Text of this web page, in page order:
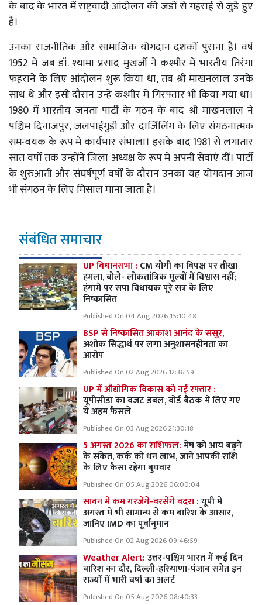
के बाद के भारत में राष्ट्रवादी आंदोलन की जड़ों से गहराई से जुड़े हुए
हैं।
उनका राजनीतिक और सामाजिक योगदान दशकों पुराना है। वर्ष
1952 में जब डॉ. श्यामा प्रसाद मुखर्जी ने कश्मीर में भारतीय तिरंगा
फहराने के लिए आंदोलन शुरू किया था, तब श्री माखनलाल उनके
साथ थे और इसी दौरान उन्हें कश्मीर में गिरफ्तार भी किया गया था।
1980 में भारतीय जनता पार्टी के गठन के बाद श्री माखनलाल ने
पश्चिम दिनाजपुर, जलपाईगुड़ी और दार्जिलिंग के लिए संगठनात्मक
समन्वयक के रूप में कार्यभार संभाला। इसके बाद 1981 से लगातार
सात वर्षों तक उन्होंने जिला अध्यक्ष के रूप में अपनी सेवाएं दीं। पार्टी
के शुरुआती और संघर्षपूर्ण वर्षों के दौरान उनका यह योगदान आज
भी संगठन के लिए मिसाल माना जाता है।
संबंधित समाचार
UP विधानसभा : CM योगी का विपक्ष पर तीखा
हमला, बोले- लोकतांत्रिक मूल्यों में विश्वास नहीं;
हंगामे पर सपा विधायक पूरे सत्र के लिए
निष्कासित
Published On 04 Aug 2026 15:10:48
BSP से निष्कासित आकाश आनंद के ससुर,
अशोक सिद्धार्थ पर लगा अनुशासनहीनता का
आरोप
Published On 02 Aug 2026 12:36:59
UP में औद्योगिक विकास को नई रफ्तार :
यूपीसीडा का बजट डबल, बोर्ड बैठक में लिए गए
ये अहम फैसले
Published On 03 Aug 2026 21:30:18
5 अगस्त 2026 का राशिफल:मेष को आय बढ़ने
के संकेत, कर्क को धन लाभ, जानें आपकी राशि
के लिए कैसा रहेगा बुधवार
Published On 05 Aug 2026 06:00:04
सावन में कम गरजेंगे-बरसेंगे बदरा :यूपी में
अगस्त में भी सामान्य से कम बारिश के आसार,
जानिए IMD का पूर्वानुमान
Published On 02 Aug 2026 09:46:59
Weather Alert:उत्तर-पश्चिम भारत में कई दिन
बारिश का दौर, दिल्ली-हरियाणा-पंजाब समेत इन
राज्यों में भारी वर्षा का अलर्ट
Published On 05 Aug 2026 08:40:33